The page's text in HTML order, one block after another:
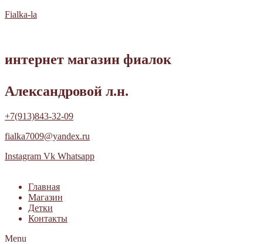
Fialka-la
интернет магазин фиалок
Александровой л.н.
+7(913)843-32-09
fialka7009@yandex.ru
Instagram Vk Whatsapp
Главная
Магазин
Детки
Контакты
Menu